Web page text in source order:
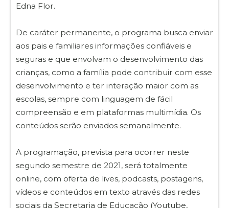
Edna Flor.
De caráter permanente, o programa busca enviar
aos pais e familiares informações confiáveis e
seguras e que envolvam o desenvolvimento das
crianças, como a família pode contribuir com esse
desenvolvimento e ter interação maior com as
escolas, sempre com linguagem de fácil
compreensão e em plataformas multimídia. Os
conteúdos serão enviados semanalmente.
A programação, prevista para ocorrer neste
segundo semestre de 2021, será totalmente
online, com oferta de lives, podcasts, postagens,
vídeos e conteúdos em texto através das redes
sociais da Secretaria de Educação (Youtube,